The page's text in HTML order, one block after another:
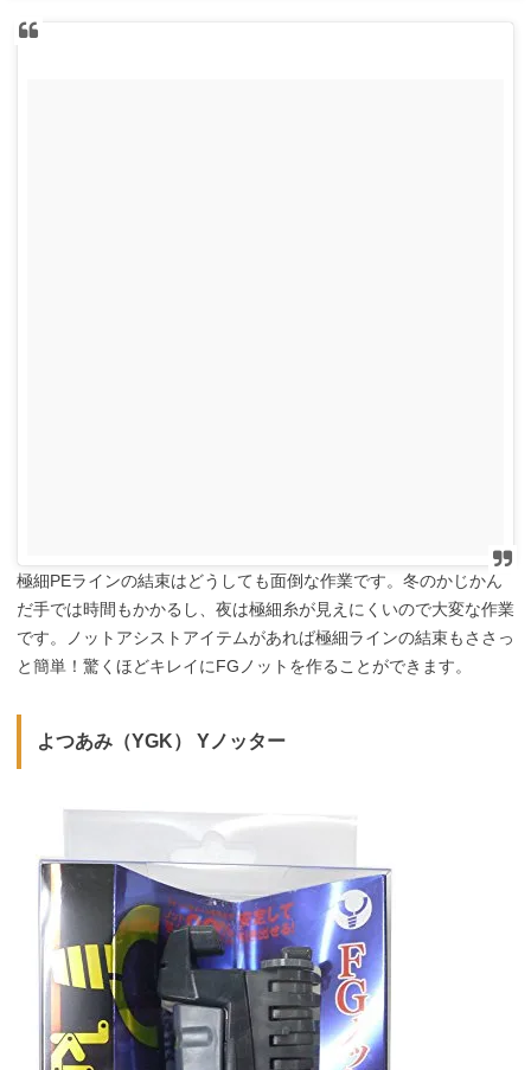
極細PEラインの結束はどうしても面倒な作業です。冬のかじかん
だ手では時間もかかるし、夜は極細糸が見えにくいので大変な作業
です。ノットアシストアイテムがあれば極細ラインの結束もささっ
と簡単！驚くほどキレイにFGノットを作ることができます。
よつあみ（YGK） Yノッター